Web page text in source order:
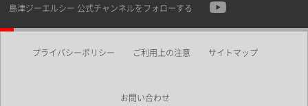
島津ジーエルシー 公式チャンネルをフォローする
プライバシーポリシー ご利用上の注意 サイトマップ
お問い合わせ